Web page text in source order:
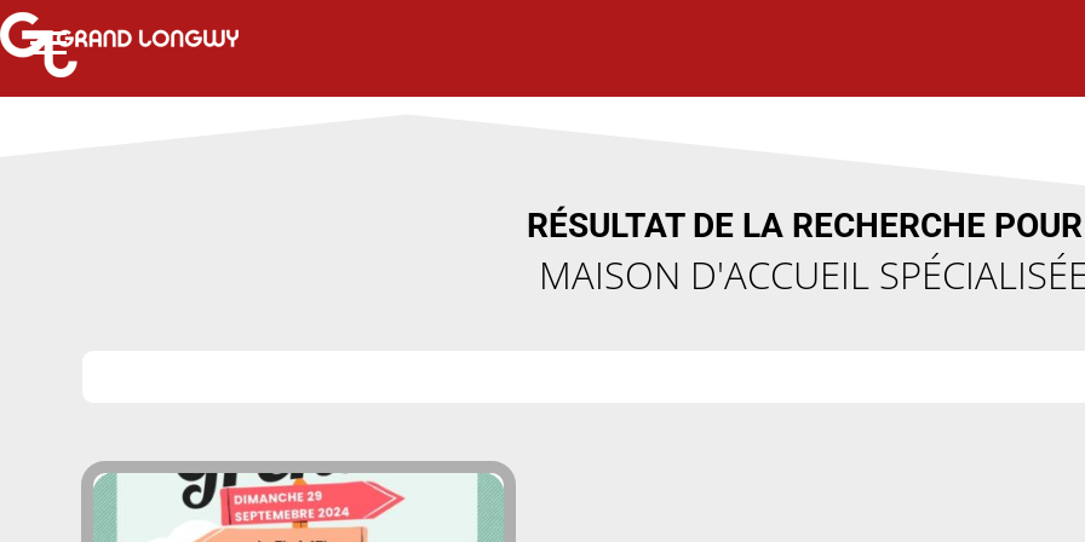
RÉSULTAT DE LA RECHERCHE
MAISON D'ACCUEIL